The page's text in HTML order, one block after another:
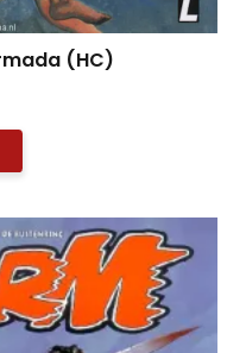
(HC)